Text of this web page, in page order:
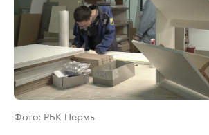
Фото: РБК Пермь